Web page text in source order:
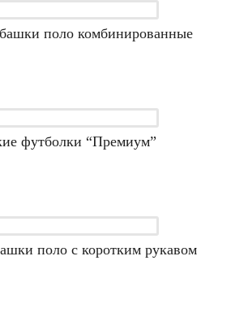
поло комбинированные
футболки “Премиум”
поло с коротким рукавом